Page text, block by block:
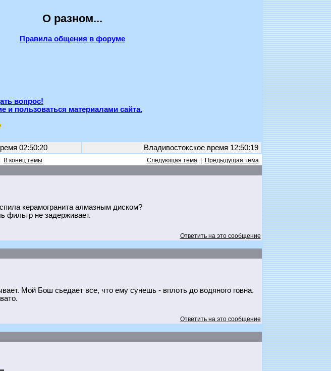
О разном...
Правила общения в форуме
вопрос!
и пользоваться материалами сайта.
02:50:20 Владивостокское время 12:50:19
В конец темы Следующая тема|
Предыдущая тема
керамогранита алмазным диском?
фильтр не задерживает.
Ответить на это сообщение
Мой Бош сьедает все, что ему сунешь - вплоть до водяного говна.
Ответить на это сообщение